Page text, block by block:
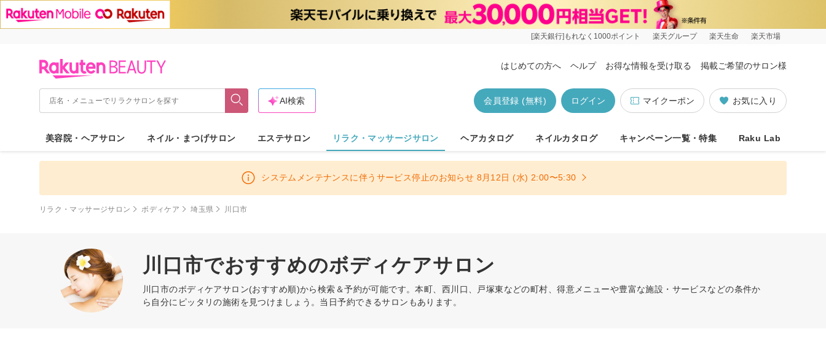
[楽天銀行]もれなく1000ポイント 楽天グループ 楽天生命 楽天市場
はじめての方へ ヘルプ お得な情報を受け取る 掲載ご希望のサロン様
お気に入り
マイクーポン
ログイン
会員登録 (無料)
AI検索
美容院・ヘアサロン ネイル・まつげサロン エステサロン リラク・マッサージサロン ヘアカタログ ネイルカタログ キャンペーン一覧・特集 Raku Lab
システムメンテナンスに伴うサービス停止のお知らせ 8月12日 (水) 2:00〜5:30
リラク・マッサージサロン ボディケア 埼玉県 川口市
川口市でおすすめのボディケアサロン
川口市のボディケアサロン(おすすめ順)から検索＆予約が可能です。本町、西川口、戸塚東などの町村、得意メニューや豊富な施設・サービスなどの条件か
ら自分にピッタリの施術を見つけましょう。当日予約できるサロンもあります。